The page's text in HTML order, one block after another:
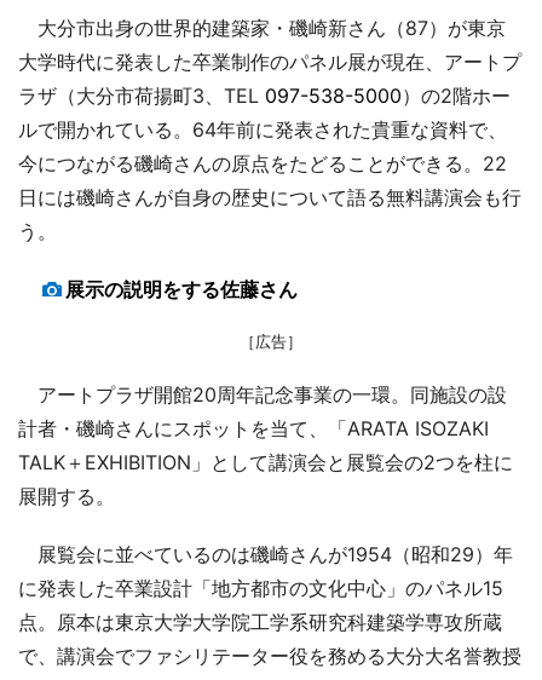
大分市出身の世界的建築家・磯崎新さん（87）が東京
大学時代に発表した卒業制作のパネル展が現在、アートプ
ラザ（大分市荷揚町3、TEL 097-538-5000）の2階ホー
ルで開かれている。64年前に発表された貴重な資料で、
今につながる磯崎さんの原点をたどることができる。22
日には磯崎さんが自身の歴史について語る無料講演会も行
う。
展示の説明をする佐藤さん
［広告］
アートプラザ開館20周年記念事業の一環。同施設の設
計者・磯崎さんにスポットを当て、「ARATA ISOZAKI
TALK＋EXHIBITION」として講演会と展覧会の2つを柱に
展開する。
展覧会に並べているのは磯崎さんが1954（昭和29）年
に発表した卒業設計「地方都市の文化中心」のパネル15
点。原本は東京大学大学院工学系研究科建築学専攻所蔵
で、講演会でファシリテーター役を務める大分大名誉教授